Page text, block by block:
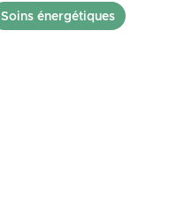
Soins énergétiques